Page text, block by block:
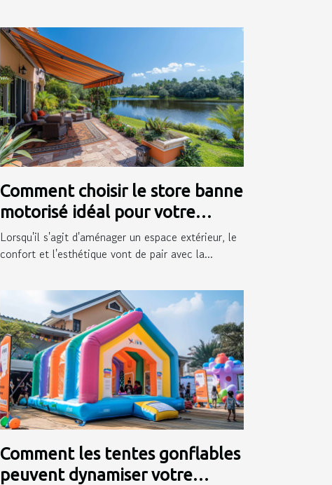
Comment choisir le store banne
motorisé idéal pour votre
extérieur
Lorsqu'il s'agit d'aménager un espace extérieur, le
confort et l'esthétique vont de pair avec la...
Comment les tentes gonflables
peuvent dynamiser votre